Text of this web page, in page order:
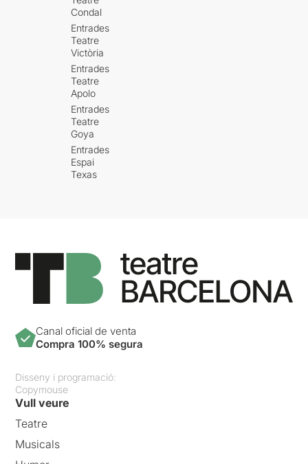
Condal
Entrades
Teatre
Victòria
Entrades
Teatre
Apolo
Entrades
Teatre
Goya
Entrades
Espai
Texas
Canal oficial de venta
Compra 100% segura
Disseny i programació:
Copymouse
Vull veure
Teatre
Musicals